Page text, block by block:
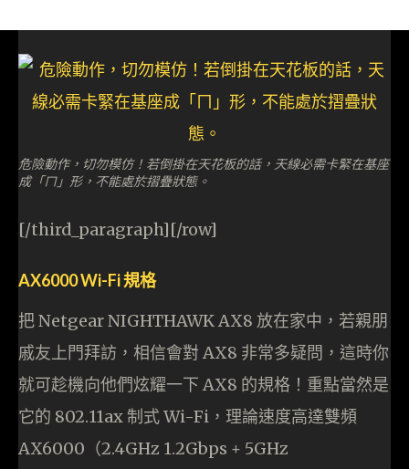
危險動作，切勿模仿！若倒掛在天花板的話，天線必需卡緊在基座
成「ㄇ」形，不能處於摺疊狀態。
[/third_paragraph][/row]
AX6000 Wi-Fi 規格
把 Netgear NIGHTHAWK AX8 放在家中，若親朋
戚友上門拜訪，相信會對 AX8 非常多疑問，這時你
就可趁機向他們炫耀一下 AX8 的規格！重點當然是
它的 802.11ax 制式 Wi-Fi，理論速度高達雙頻
AX6000（2.4GHz 1.2Gbps + 5GHz